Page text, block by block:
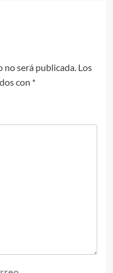
no será publicada. Los
con *